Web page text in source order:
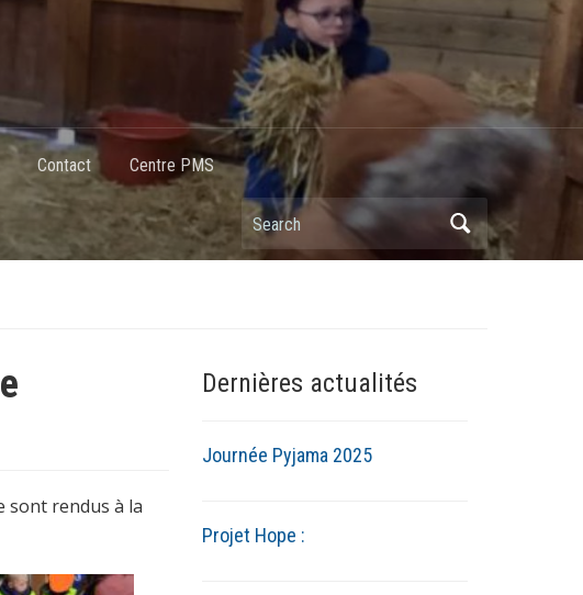
Contact Centre PMS
sont rendus à la
Dernières actualités
Journée Pyjama 2025
Projet Hope :